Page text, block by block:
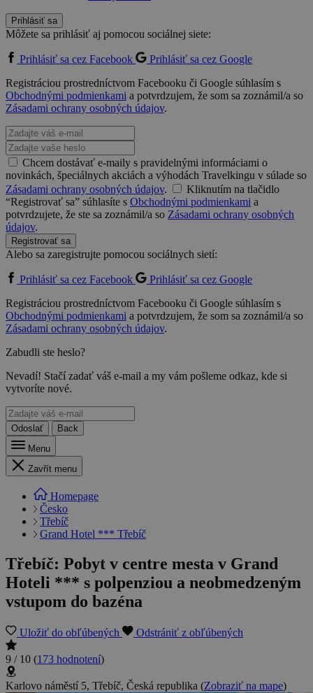
Prihlásiť sa
Môžete sa prihlásiť aj pomocou sociálnej siete:
Prihlásiť sa cez Facebook
Prihlásiť sa cez Google
Registráciou prostredníctvom Facebooku či Google súhlasím s
Obchodnými podmienkami a potvrdzujem, že som sa zoznámil/a so
Zásadami ochrany osobných údajov.
Chcem dostávať e-maily s pravidelnými informáciami o
novinkách, špeciálnych akciách a výhodách Travelkingu v súlade so
Zásadami ochrany osobných údajov.
Kliknutím na tlačidlo
“Registrovať sa” súhlasíte s Obchodnými podmienkami a
potvrdzujete, že ste sa zoznámil/a so Zásadami ochrany osobných
údajov.
Registrovať sa
Alebo sa zaregistrujte pomocou sociálnych sietí:
Prihlásiť sa cez Facebook
Prihlásiť sa cez Google
Registráciou prostredníctvom Facebooku či Google súhlasím s
Obchodnými podmienkami a potvrdzujem, že som sa zoznámil/a so
Zásadami ochrany osobných údajov.
Zabudli ste heslo?
Nevadí! Stačí zadať váš e-mail a my vám pošleme odkaz, kde si
vytvoríte nové.
Odoslať
Back
Menu
Zavřít menu
Homepage
Česko
Třebíč
Grand Hotel *** Třebíč
Třebíč: Pobyt v centre mesta v Grand
Hoteli *** s polpenziou a neobmedzeným
vstupom do bazéna
Uložiť do obľúbených Odstrániť z obľúbených
9 / 10 (173 hodnotení)
Karlovo náměstí 5, Třebíč, Česká republika (Zobraziť na mape)